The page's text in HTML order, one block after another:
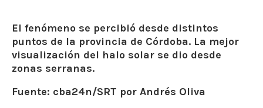
El fenómeno se percibió desde distintos
puntos de la provincia de Córdoba. La mejor
visualización del halo solar se dio desde
zonas serranas.
Fuente: cba24n/SRT por Andrés Oliva